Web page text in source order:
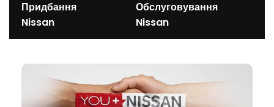
Придбання
Nissan
Обслуговування
Nissan